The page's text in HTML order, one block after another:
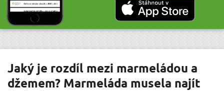
Jaký je rozdíl mezi marmeládou a
džemem? Marmeláda musela najít